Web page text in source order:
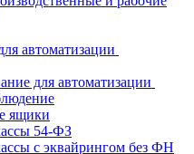
автоматизации
для автоматизации
ящики
54-ФЗ
с эквайрингом без ФН